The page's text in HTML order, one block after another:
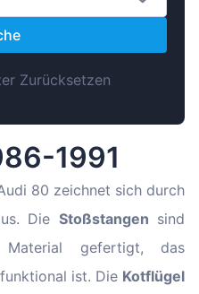
Zurücksetzen
1991
80 zeichnet sich durch
Die Stoßstangen sind
Material gefertigt, das
ist. Die Kotflügel